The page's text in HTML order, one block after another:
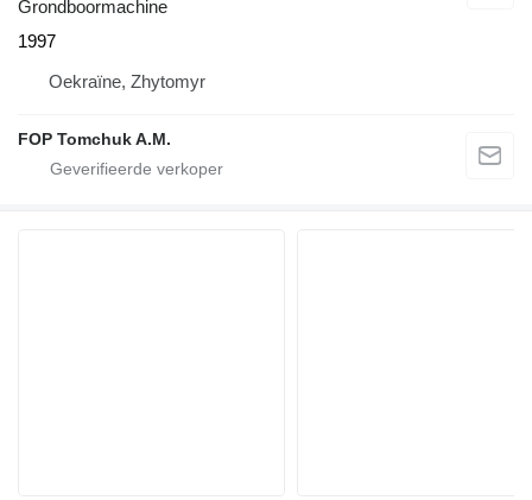
Grondboormachine
1997
Oekraïne, Zhytomyr
FOP Tomchuk A.M.